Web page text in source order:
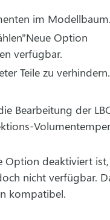
im
Option
verfügbar.
Teile zu verhindern.
Bearbeitung der
Option deaktiviert
nicht verfügbar.
kompatibel.